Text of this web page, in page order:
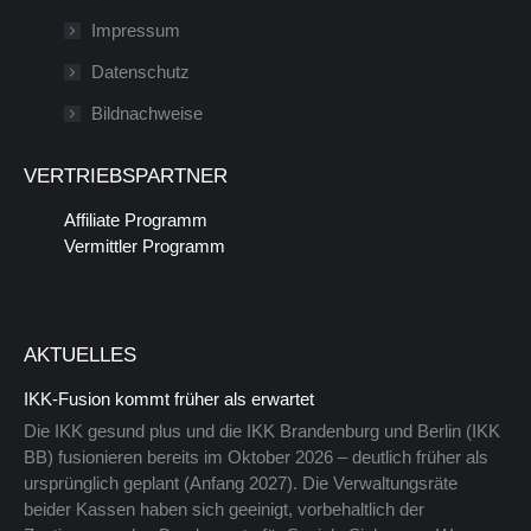
Fenster
wird
neuen
geöffnet
Impressum
Datenschutz
Bildnachweise
VERTRIEBSPARTNER
Affiliate Programm
Vermittler Programm
AKTUELLES
IKK-Fusion kommt früher als erwartet
Die IKK gesund plus und die IKK Brandenburg und Berlin (IKK
BB) fusionieren bereits im Oktober 2026 – deutlich früher als
ursprünglich geplant (Anfang 2027). Die Verwaltungsräte
beider Kassen haben sich geeinigt, vorbehaltlich der